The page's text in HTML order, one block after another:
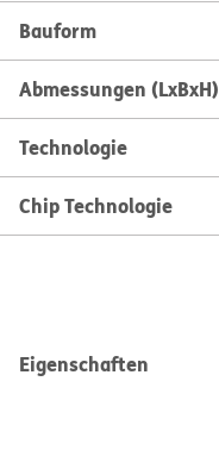
Bauform
Abmessungen (LxBxH)
Technologie
Chip Technologie
Eigenschaften